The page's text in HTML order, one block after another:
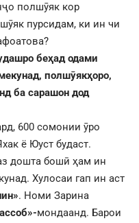
полшӯяк кор
пурсидам, ки ин чи
беҳад одами
полшӯякҳоро,
ба сарашон дод
600 сомонии ӯро
ё Юуст будаст.
дошта бошӣ ҳам ин
Хулосаи гап ин аст
. Номи Зарина
мондаанд. Барои